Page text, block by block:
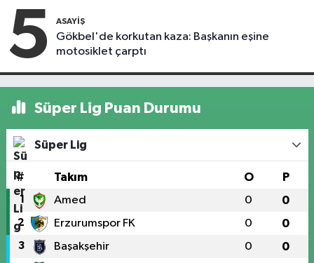
5 ASAYIŞ
Gökbel'de korkutan kaza: Başkanın eşine
motosiklet çarptı
Süper Lig Puan Durumu
Süper Lig
# Takım O P
1 Amed 0 0
2 Erzurumspor FK 0 0
3 Başakşehir 0 0